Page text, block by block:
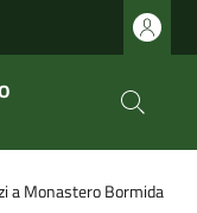
a Monastero Bormida